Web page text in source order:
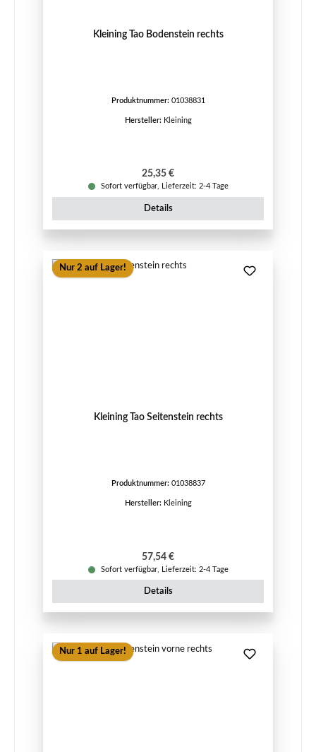
Kleining Tao Bodenstein rechts
Produktnummer: 01038831
Hersteller: Kleining
Regulärer Preis:
25,35 €
Sofort verfügbar, Lieferzeit: 2-4 Tage
Details
Nur 2 auf Lager!
Kleining Tao Seitenstein rechts
Produktnummer: 01038837
Hersteller: Kleining
Regulärer Preis:
57,54 €
Sofort verfügbar, Lieferzeit: 2-4 Tage
Details
Nur 1 auf Lager!